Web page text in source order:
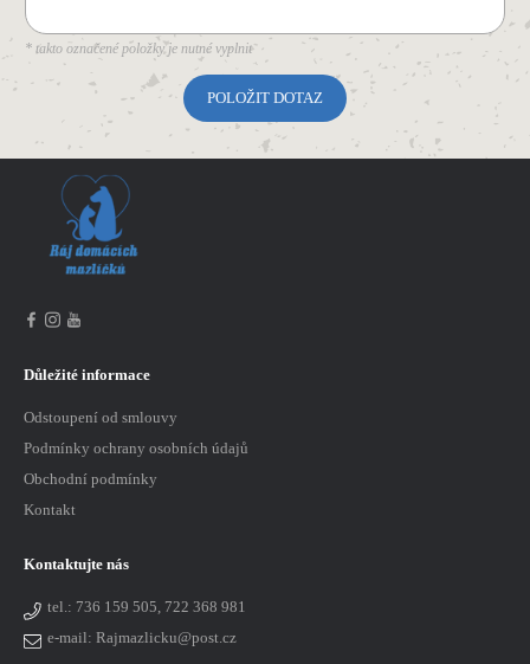
* takto označené položky je nutné vyplnit
Důležité informace
Odstoupení od smlouvy
Podmínky ochrany osobních údajů
Obchodní podmínky
Kontakt
Kontaktujte nás
tel.: 736 159 505, 722 368 981
e-mail: Rajmazlicku@post.cz